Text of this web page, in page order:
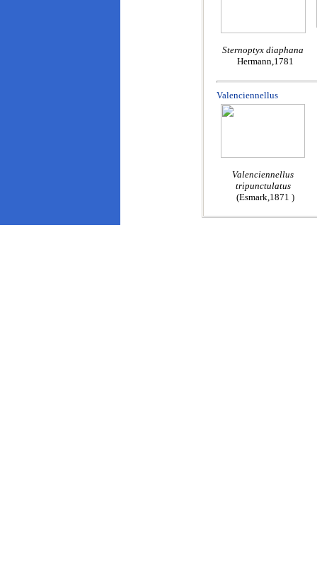
Sternoptyx diaphana
Hermann,1781
Valenciennellus
Valenciennellus
tripunctulatus
(Esmark,1871 )